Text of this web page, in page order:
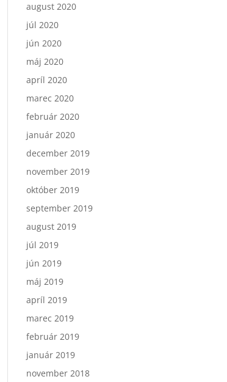
august 2020
júl 2020
jún 2020
máj 2020
apríl 2020
marec 2020
február 2020
január 2020
december 2019
november 2019
október 2019
september 2019
august 2019
júl 2019
jún 2019
máj 2019
apríl 2019
marec 2019
február 2019
január 2019
november 2018